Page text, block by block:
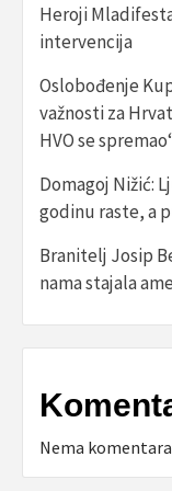
Heroji
intervencija
Oslobođenje
važnosti za
HVO se spremao‘
Domagoj Nižić:
godinu raste, a
Branitelj Josip
nama stajala
Nema